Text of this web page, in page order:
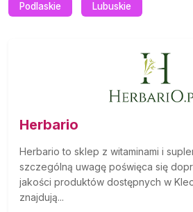
Podlaskie Lubuskie
Herbario
Herbario to sklep z witaminami i
szczególną uwagę poświęca się
jakości produktów dostępnych w
znajdują...